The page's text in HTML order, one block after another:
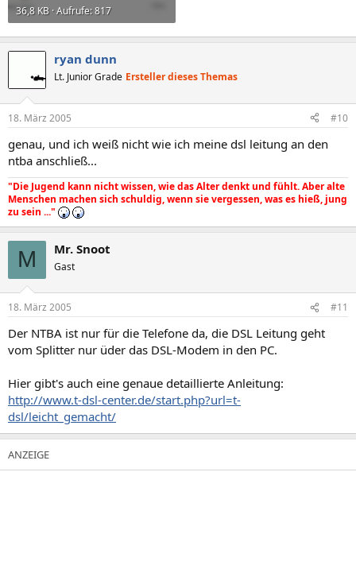
36,8 KB · Aufrufe: 817
ryan dunn
Lt. Junior Grade Ersteller dieses Themas
18. März 2005 #10
genau, und ich weiß nicht wie ich meine dsl leitung an den
ntba anschließ...
"Die Jugend kann nicht wissen, wie das Alter denkt und fühlt. Aber alte
Menschen machen sich schuldig, wenn sie vergessen, was es hieß, jung
zu sein ..."
M Mr. Snoot
Gast
18. März 2005 #11
Der NTBA ist nur für die Telefone da, die DSL Leitung geht
vom Splitter nur üder das DSL-Modem in den PC.
Hier gibt's auch eine genaue detaillierte Anleitung:
http://www.t-dsl-center.de/start.php?url=t-
dsl/leicht_gemacht/